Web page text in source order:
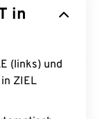
in
(links) und
ZIEL